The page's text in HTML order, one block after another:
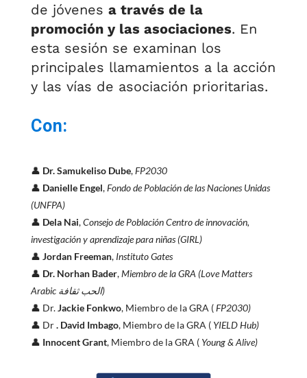
de jóvenes a través de la
promoción y las asociaciones. En
esta sesión se examinan los
principales llamamientos a la acción
y las vías de asociación prioritarias.
Con:
👤 Dr.Samukeliso Dube,FP2030
👤 Danielle Engel,Fondo de Población de las Naciones Unidas
(UNFPA)
👤 Dela Nai,Consejo de Población Centro de innovación,
investigación y aprendizaje para niñas (GIRL)
👤 Jordan Freeman, Instituto Gates
👤 Dr. Norhan Bader,Miembro de la GRA (Love Matters
Arabic الحب ثقافة)
👤 Dr.Jackie Fonkwo, Miembro de la GRA (FP2030)
👤 Dr. David Imbago, Miembro de la GRA ( YIELD Hub)
👤 Innocent Grant, Miembro de la GRA ( Young & Alive)